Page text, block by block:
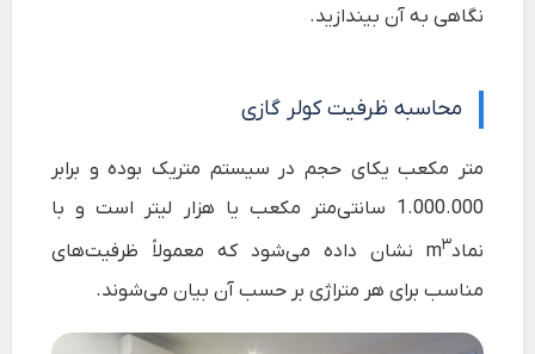
نگاهی به آن بیندازید.
محاسبه ظرفیت کولر گازی
متر مکعب یکای حجم در سیستم متریک بوده و برابر
1.000.000 سانتی‌متر مکعب یا هزار لیتر است و با
نمادm۳
نشان داده می‌شود که معمولاً ظرفیت‌های
مناسب برای هر متراژی بر حسب آن بیان می‌شوند.